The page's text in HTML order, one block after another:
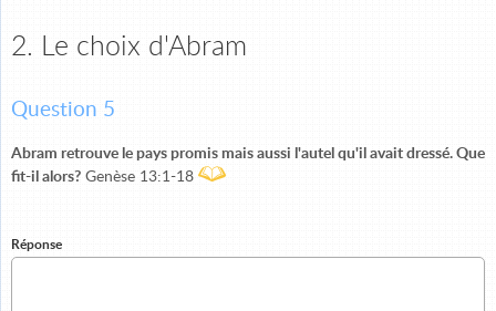
2. Le choix d'Abram
Question 5
Abram retrouve le pays promis mais aussi l'autel qu'il avait dressé. Que
fit-il alors? Genèse 13:1-18
Réponse